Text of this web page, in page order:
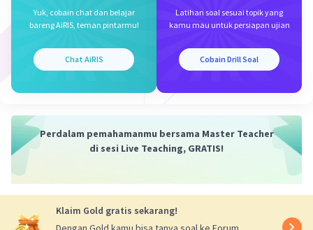
Yuk, cobain chat dan belajar
bareng AiRIS, teman pintarmu!
Chat AiRIS
Latihan soal sesuai topik yang
kamu mau untuk persiapan ujian
Cobain Drill Soal
Perdalam pemahamanmu bersama Master Teacher
di sesi Live Teaching, GRATIS!
Klaim Gold gratis sekarang!